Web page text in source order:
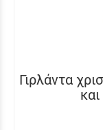
Γιρλάντα